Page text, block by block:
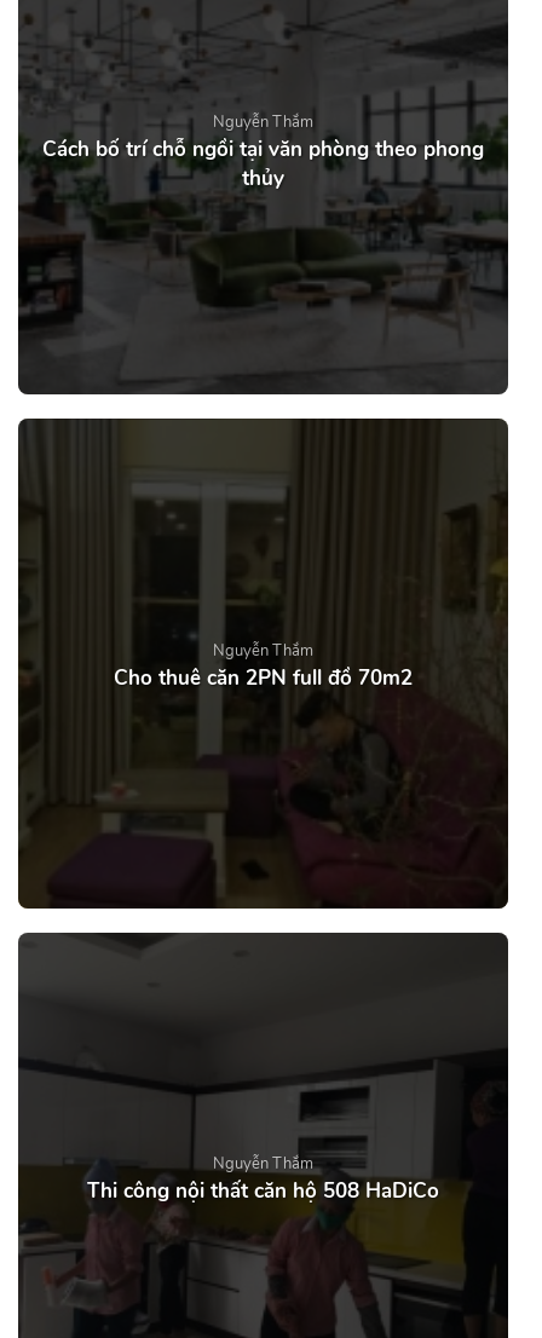
Nguyễn Thắm
Cách bố trí chỗ ngồi tại văn phòng theo phong
thủy
Nguyễn Thắm
Cho thuê căn 2PN full đồ 70m2
Nguyễn Thắm
Thi công nội thất căn hộ 508 HaDiCo